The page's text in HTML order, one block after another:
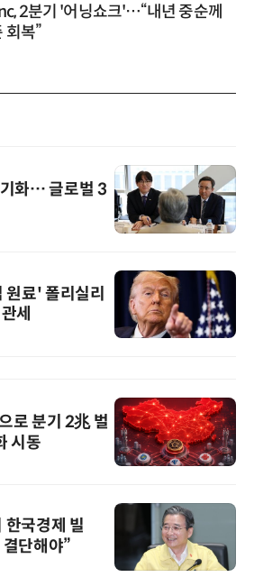
2분기 '어닝쇼크'…“내년 중순께
회복”
화… 글로벌 3
원료' 폴리실리
세
로 분기 2兆 벌
시동
한국경제 빌
단해야”